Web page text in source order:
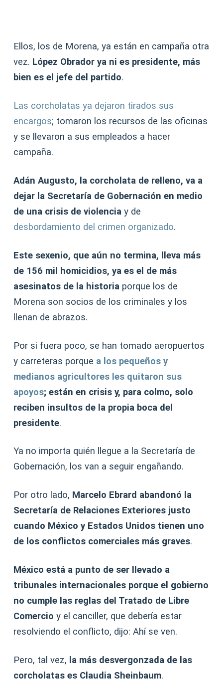
Ellos, los de Morena, ya están en campaña otra
vez. López Obrador ya ni es presidente, más
bien es el jefe del partido.
Las corcholatas ya dejaron tirados sus
encargos; tomaron los recursos de las oficinas
y se llevaron a sus empleados a hacer
campaña.
Adán Augusto, la corcholata de relleno, va a
dejar la Secretaría de Gobernación en medio
de una crisis de violencia y de
desbordamiento del crimen organizado.
Este sexenio, que aún no termina, lleva más
de 156 mil homicidios, ya es el de más
asesinatos de la historia porque los de
Morena son socios de los criminales y los
llenan de abrazos.
Por si fuera poco, se han tomado aeropuertos
y carreteras porque a los pequeños y
medianos agricultores les quitaron sus
apoyos; están en crisis y, para colmo, solo
reciben insultos de la propia boca del
presidente.
Ya no importa quién llegue a la Secretaría de
Gobernación, los van a seguir engañando.
Por otro lado, Marcelo Ebrard abandonó la
Secretaría de Relaciones Exteriores justo
cuando México y Estados Unidos tienen uno
de los conflictos comerciales más graves.
México está a punto de ser llevado a
tribunales internacionales porque el gobierno
no cumple las reglas del Tratado de Libre
Comercio y el canciller, que debería estar
resolviendo el conflicto, dijo: Ahí se ven.
Pero, tal vez, la más desvergonzada de las
corcholatas es Claudia Sheinbaum.